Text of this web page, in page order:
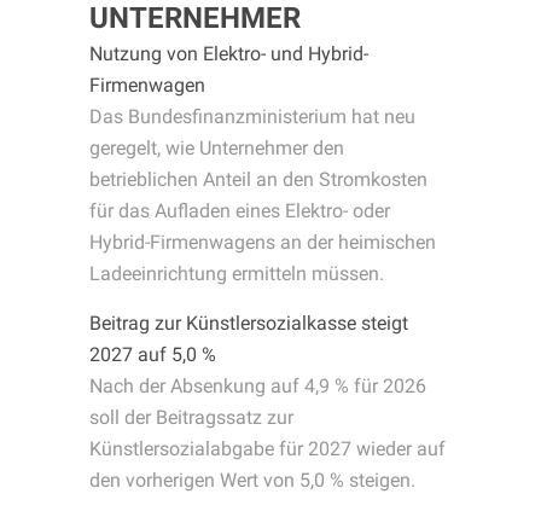
UNTERNEHMER
Nutzung von Elektro- und Hybrid-
Firmenwagen
Das Bundesfinanzministerium hat neu
geregelt, wie Unternehmer den
betrieblichen Anteil an den Stromkosten
für das Aufladen eines Elektro- oder
Hybrid-Firmenwagens an der heimischen
Ladeeinrichtung ermitteln müssen.
Beitrag zur Künstlersozialkasse steigt
2027 auf 5,0 %
Nach der Absenkung auf 4,9 % für 2026
soll der Beitragssatz zur
Künstlersozialabgabe für 2027 wieder auf
den vorherigen Wert von 5,0 % steigen.